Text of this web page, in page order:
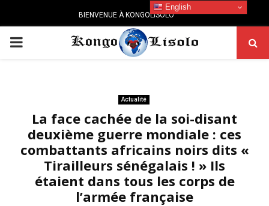
BIENVENUE À KONGOLISOLO
PRIMARY
Actualité
La face cachée de la soi-disant
deuxième guerre mondiale : ces
combattants africains noirs dits «
Tirailleurs sénégalais ! » Ils
étaient dans tous les corps de
l’armée française
English